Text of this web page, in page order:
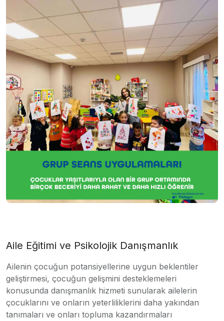
Aile Eğitimi ve Psikolojik Danışmanlık
Ailenin çocuğun potansiyellerine uygun beklentiler
geliştirmesi, çocuğun gelişmini desteklemeleri
konusunda danışmanlık hizmeti sunularak ailelerin
çocuklarını ve onların yeterliliklerini daha yakından
tanımaları ve onları topluma kazandırmaları